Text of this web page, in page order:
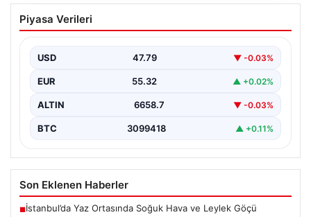
Lig kötü haberle başladı! Ambulansla
hastaneye kaldırıldı
Piyasa Verileri
USD 47.79 ▼ -0.03%
EUR 55.32 ▲ +0.02%
ALTIN 6658.7 ▼ -0.03%
BTC 3099418 ▲ +0.11%
Son Eklenen Haberler
■İstanbul’da Yaz Ortasında Soğuk Hava ve Leylek Göçü